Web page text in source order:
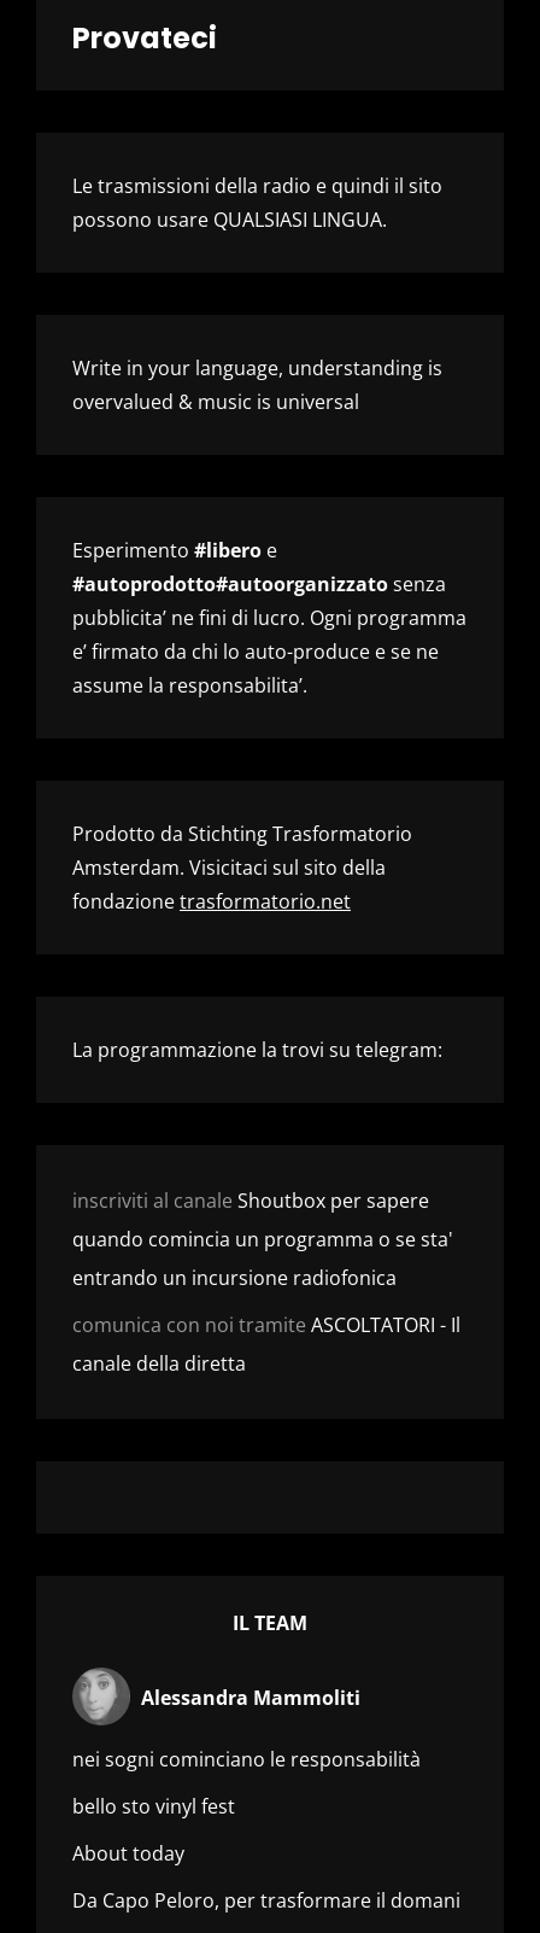
Provateci
Le trasmissioni della radio e quindi il sito
possono usare QUALSIASI LINGUA.
Write in your language, understanding is
overvalued & music is universal
Esperimento #libero e
#autoprodotto#autoorganizzatosenza
pubblicita’ ne fini di lucro. Ogni programma
e’ firmato da chi lo auto-produce e se ne
assume la responsabilita’.
Prodotto da Stichting Trasformatorio
Amsterdam. Visicitaci sul sito della
fondazionetrasformatorio.net
La programmazione la trovi su telegram:
inscriviti al canale Shoutbox per sapere
quando comincia un programma o se sta'
entrando un incursione radiofonica
comunica con noi tramite ASCOLTATORI - Il
canale della diretta
IL TEAM
Alessandra Mammoliti
nei sogni cominciano le responsabilità
bello sto vinyl fest
About today
Da Capo Peloro, per trasformare il domani